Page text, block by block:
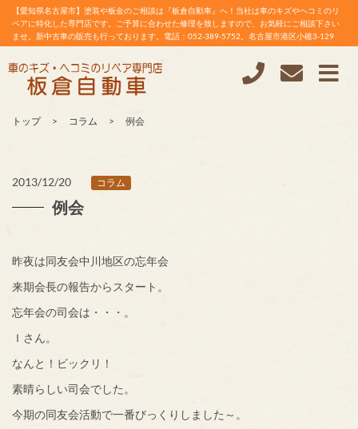
【愛知県名古屋市】塗装や板金のご相談は『板倉自動車』へ！当社は車のキズやヘコミのリ
ペアに特化した専門店です。ご予算に合わせた修理を致しますので、お気軽にご相談下さい
ませ。新中古車の販売も行っております。電話：052-389-5752。名古屋市港区小碓3-129
トップ コラム 例会
2013/12/20 コラム
例会
昨夜は同友会中川地区の忘年会
来期会長の報告からスタート。
忘年会の司会は・・・。
Ｉさん。
なんと！ビックリ！
素晴らしい司会でした。
今期の同友会活動で一番びっくりしました～。